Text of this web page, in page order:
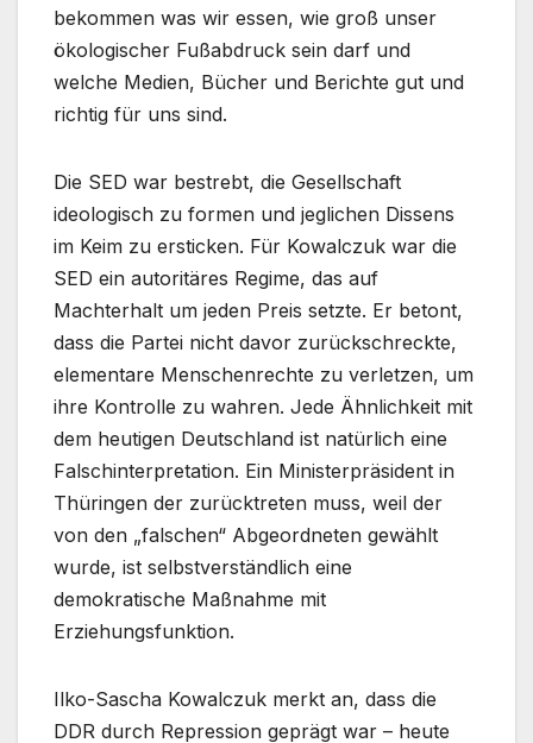
bekommen was wir essen, wie groß unser
ökologischer Fußabdruck sein darf und
welche Medien, Bücher und Berichte gut und
richtig für uns sind.
Die SED war bestrebt, die Gesellschaft
ideologisch zu formen und jeglichen Dissens
im Keim zu ersticken. Für Kowalczuk war die
SED ein autoritäres Regime, das auf
Machterhalt um jeden Preis setzte. Er betont,
dass die Partei nicht davor zurückschreckte,
elementare Menschenrechte zu verletzen, um
ihre Kontrolle zu wahren. Jede Ähnlichkeit mit
dem heutigen Deutschland ist natürlich eine
Falschinterpretation. Ein Ministerpräsident in
Thüringen der zurücktreten muss, weil der
von den „falschen“ Abgeordneten gewählt
wurde, ist selbstverständlich eine
demokratische Maßnahme mit
Erziehungsfunktion.
Ilko-Sascha Kowalczuk merkt an, dass die
DDR durch Repression geprägt war – heute